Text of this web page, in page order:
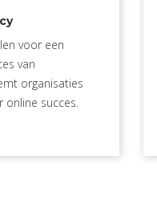
voor een
van
organisaties
online succes.